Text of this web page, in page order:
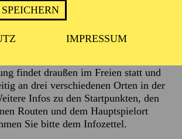
IMPRESSUM
findet draußen im Freien statt und
an drei verschiedenen Orten in der
Infos zu den Startpunkten, den
Routen und dem Hauptspielort
Sie bitte dem Infozettel.